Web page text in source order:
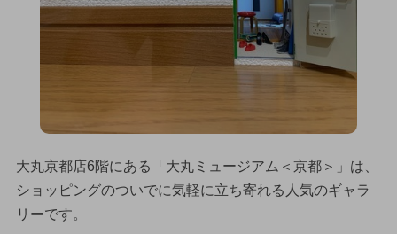
大丸京都店6階にある「大丸ミュージアム＜京都＞」は、
ショッピングのついでに気軽に立ち寄れる人気のギャラ
リーです。